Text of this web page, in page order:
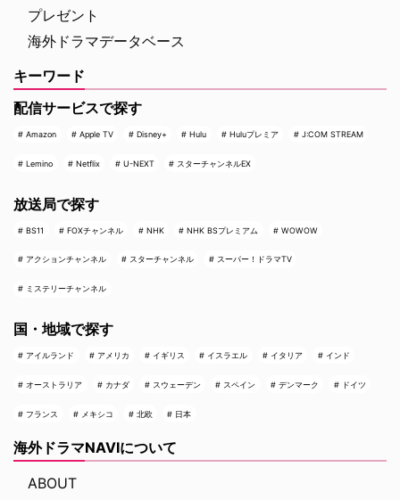
プレゼント
海外ドラマデータベース
キーワード
配信サービスで探す
Amazon Apple TV Disney+ Hulu Huluプレミア J:COM STREAM
Lemino Netflix U-NEXT スターチャンネルEX
放送局で探す
BS11 FOXチャンネル NHK NHK BSプレミアム WOWOW
アクションチャンネル スターチャンネル スーパー！ドラマTV
ミステリーチャンネル
国・地域で探す
アイルランド アメリカ イギリス イスラエル イタリア インド
オーストラリア カナダ スウェーデン スペイン デンマーク ドイツ
フランス メキシコ 北欧 日本
海外ドラマNAVIについて
ABOUT